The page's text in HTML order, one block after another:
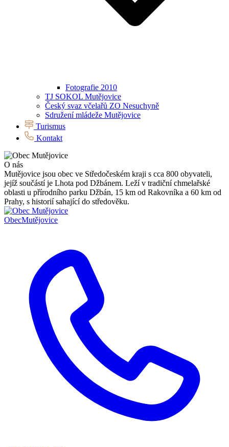
Fotografie 2010
TJ SOKOL Mutějovice
Český svaz včelařů ZO Nesuchyně
Sdružení mládeže Mutějovice
Turismus
Kontakt
O nás
Mutějovice jsou obec ve Středočeském kraji s cca 800 obyvateli,
jejíž součástí je Lhota pod Džbánem. Leží v tradiční chmelařské
oblasti u přírodního parku Džbán, 15 km od Rakovníka a 60 km od
Prahy, s historií sahající do středověku.
ObecMutějovice